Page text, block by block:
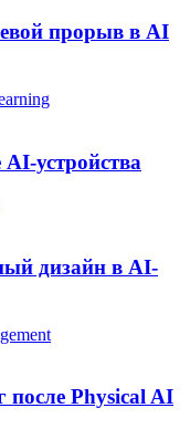
прорыв в AI
устройства
дизайн в AI-
Physical AI